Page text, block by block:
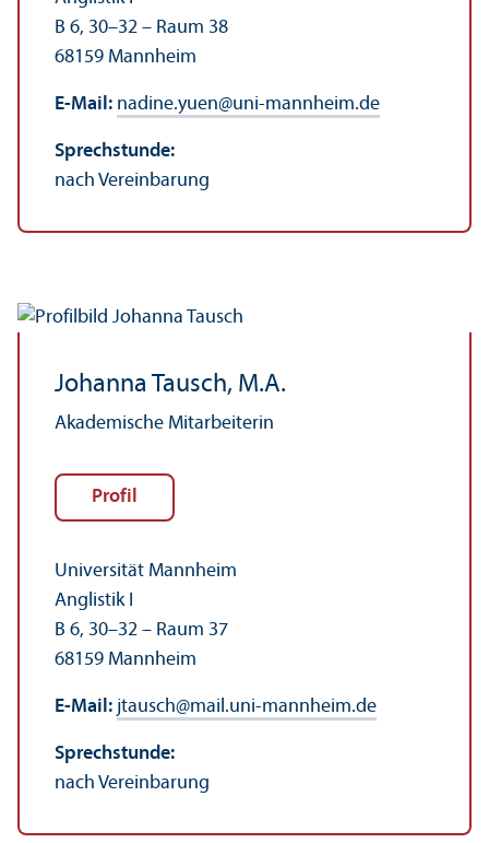
B 6, 30–32 – Raum 38
68159 Mannheim
E-Mail: nadine.yuen@uni-mannheim.de
Sprechstunde:
nach Vereinbarung
Johanna Tausch, M.A.
Akademische Mitarbeiterin
Profil
Universität Mannheim
Anglistik I
B 6, 30–32 – Raum 37
68159 Mannheim
E-Mail: jtausch@mail.uni-mannheim.de
Sprechstunde:
nach Vereinbarung